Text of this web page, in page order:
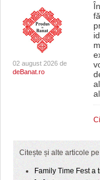
02 august 2026 de
deBanat.ro
Citește și alte articole pe
Family Time Fest a